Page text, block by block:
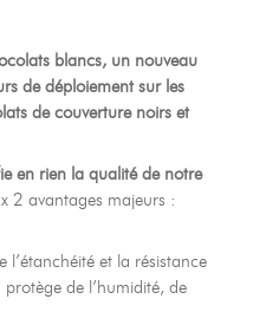
blancs, un nouveau
de déploiement sur les
de couverture noirs et
en rien la qualité de notre
2 avantages majeurs :
l’étanchéité et la résistance
de l’humidité, de